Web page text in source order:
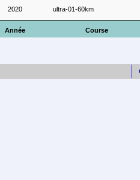
Année Course
2020 ultra-01-60km